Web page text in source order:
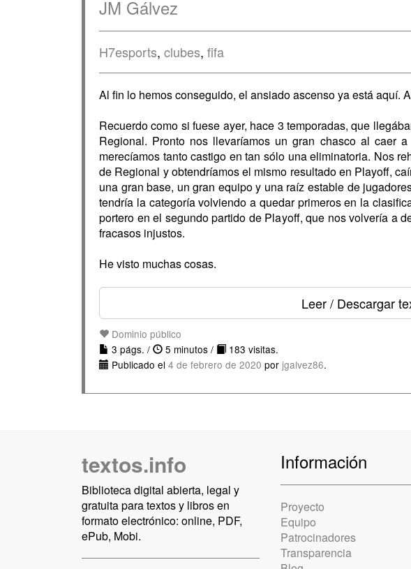
JM Gálvez
H7esports, clubes, fifa
Al fin lo hemos conseguido, el ansiado ascenso ya está aquí.
Recuerdo como si fuese ayer, hace 3 temporadas, que
Regional. Pronto nos llevaríamos un gran chasco al caer
merecíamos tanto castigo en tan sólo una eliminatoria. Nos
de Regional y obtendríamos el mismo resultado en Playoff,
una gran base, un gran equipo y una raíz estable de
tendría la categoría volviendo a quedar primeros en la
portero en el segundo partido de Playoff, que nos volvería a
fracasos injustos.
He visto muchas cosas.
Leer / Descargar
Dominio público
3 págs. /
5 minutos /
183 visitas.
Publicado el 4 de febrero de 2020 por jgalvez86.
textos.info
Biblioteca digital abierta, legal y
gratuita para textos y libros en
formato electrónico: online, PDF,
ePub, Mobi.
Información
Proyecto
Equipo
Patrocinadores
Transparencia